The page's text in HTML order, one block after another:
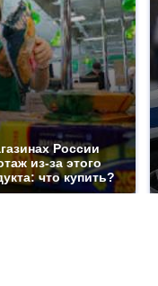
России
из-за этого
что купить?